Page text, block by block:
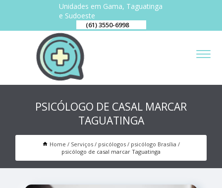
Unidades em Gama, Taguatinga
e Sudoeste
(61) 3550-6998
PSICÓLOGO DE CASAL MARCAR
TAGUATINGA
Home Serviços psicólogos
psicólogo Brasília
psicólogo de casal marcar Taguatinga